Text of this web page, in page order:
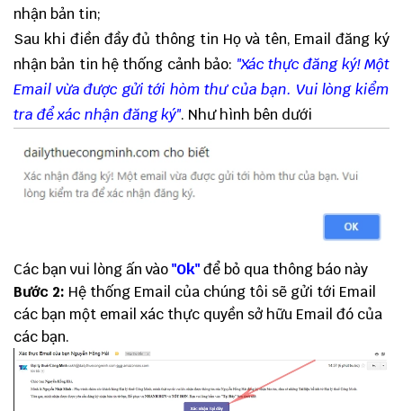
nhận bản tin;
Sau khi điền đầy đủ thông tin Họ và tên, Email đăng ký
nhận bản tin hệ thống cảnh bảo: "Xác thực đăng ký! Một
Email vừa được gửi tới hòm thư của bạn. Vui lòng kiểm
tra để xác nhận đăng ký". Như hình bên dưới
Các bạn vui lòng ấn vào"Ok"để bỏ qua thông báo này
Bước 2: Hệ thống Email của chúng tôi sẽ gửi tới Email
các bạn một email xác thực quyền sở hữu Email đó của
các bạn.